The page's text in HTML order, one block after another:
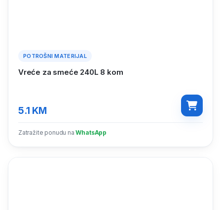
POTROŠNI MATERIJAL
Vreće za smeće 240L 8 kom
5.1 KM
Zatražite ponudu na WhatsApp